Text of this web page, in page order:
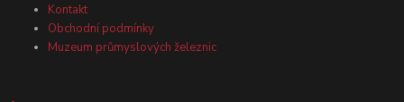
Kontakt
Obchodní podmínky
Muzeum průmyslových železnic